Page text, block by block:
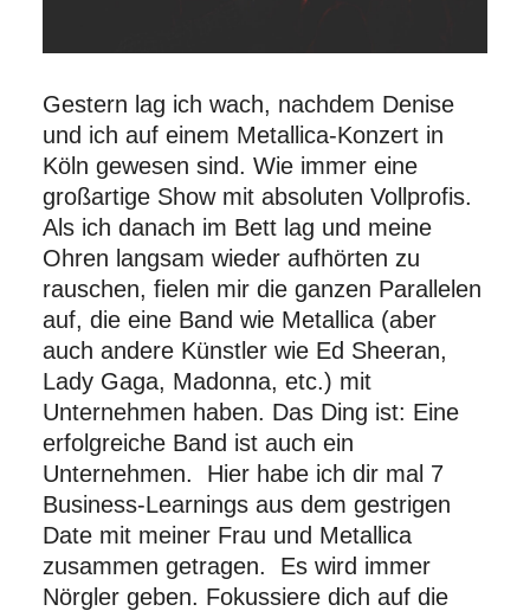
Gestern lag ich wach, nachdem Denise
und ich auf einem Metallica-Konzert in
Köln gewesen sind. Wie immer eine
großartige Show mit absoluten Vollprofis.
Als ich danach im Bett lag und meine
Ohren langsam wieder aufhörten zu
rauschen, fielen mir die ganzen Parallelen
auf, die eine Band wie Metallica (aber
auch andere Künstler wie Ed Sheeran,
Lady Gaga, Madonna, etc.) mit
Unternehmen haben. Das Ding ist: Eine
erfolgreiche Band ist auch ein
Unternehmen. Hier habe ich dir mal 7
Business-Learnings aus dem gestrigen
Date mit meiner Frau und Metallica
zusammen getragen. Es wird immer
Nörgler geben. Fokussiere dich auf die